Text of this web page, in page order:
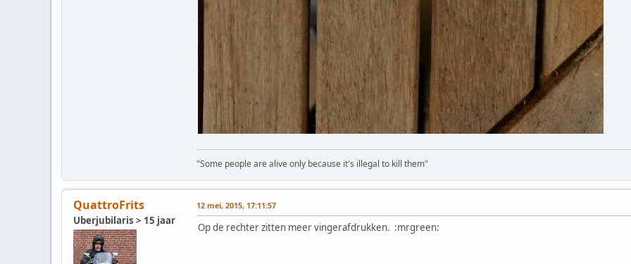
"Some people are alive only because it's illegal to kill them"
QuattroFrits
Uberjubilaris > 15 jaar
12 mei, 2015, 17:11:57
Op de rechter zitten meer vingerafdrukken. :mrgreen: